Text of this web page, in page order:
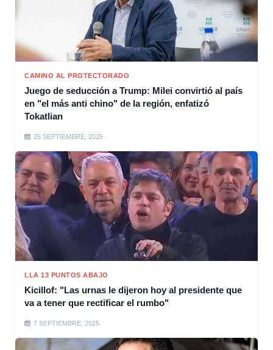
CAMINO AL PROTECTORADO
Juego de seducción a Trump: Milei convirtió al país
en "el más anti chino" de la región, enfatizó
Tokatlian
25 SEPTIEMBRE, 2025
LLA 13 PUNTOS ABAJO
Kicillof: "Las urnas le dijeron hoy al presidente que
va a tener que rectificar el rumbo"
7 SEPTIEMBRE, 2025